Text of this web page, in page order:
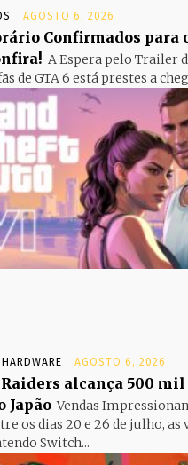
AGOSTO 6, 2026
Confirmados para
A Espera pelo Trailer
de GTA 6 está prestes a
AGOSTO 6, 2026
alcança 500
Japão Vendas
os dias 20 e 26 de julho, as
Switch...